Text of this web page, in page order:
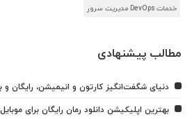
خدمات DevOps مدیریت سرور
مطالب پیشنهادی
دنیای شگفت‌انگیز کارتون و انیمیشن، رایگان
بهترین اپلیکیشن دانلود رمان رایگان برای